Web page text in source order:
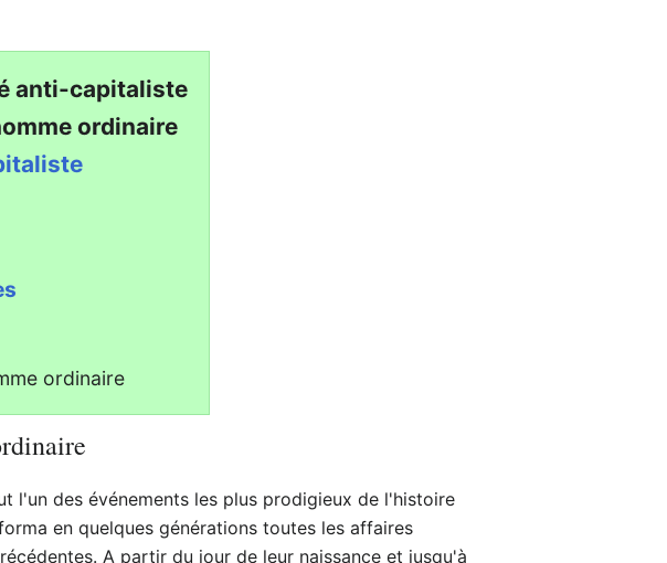
anti-capitaliste
ordinaire
ordinaire
l'un des événements les plus prodigieux de l'histoire
en quelques générations toutes les affaires
A partir du jour de leur naissance et jusqu'à